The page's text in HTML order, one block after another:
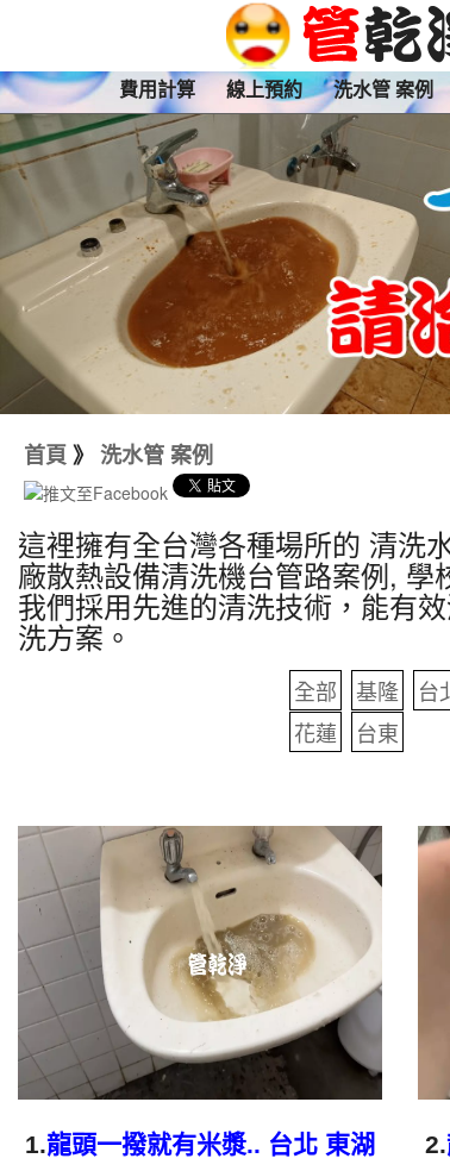
費用計算 線上預約 洗水管 案例
首頁 》 洗水管 案例
這裡擁有全台灣各種場所的 清洗
廠散熱設備清洗機台管路案例, 學
我們採用先進的清洗技術，能有
洗方案。
全部 基隆 台
花蓮
台東
1.龍頭一撥就有米漿.. 台北 東湖
2.